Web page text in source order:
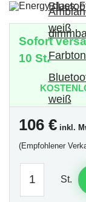
Sofort
10 St.
106 € inkl.
(Empfohlener
St.